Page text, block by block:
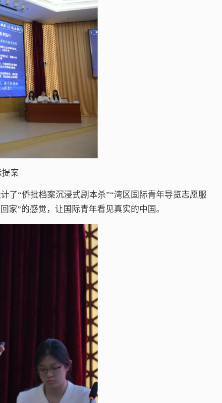
案
了“侨批档案沉浸式剧本杀”“湾区国际青年导览志愿服
家”的感觉，让国际青年看见真实的中国。